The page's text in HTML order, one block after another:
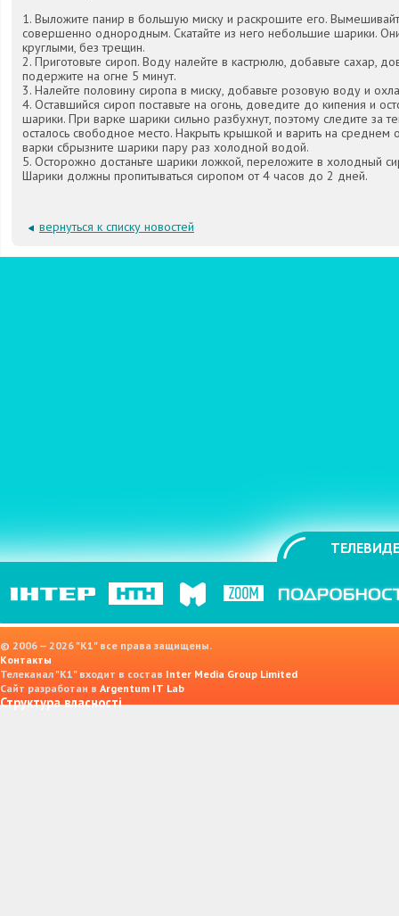
1. Выложите панир в большую миску и раскрошите его.
совершенно однородным. Скатайте из него небольшие шарики.
круглыми, без трещин.
2. Приготовьте сироп. Воду налейте в кастрюлю, добавьте сахар,
подержите на огне 5 минут.
3. Налейте половину сиропа в миску, добавьте розовую воду и
4. Оставшийся сироп поставьте на огонь, доведите до кипения и
шарики. При варке шарики сильно разбухнут, поэтому следите за
осталось свободное место. Накрыть крышкой и варить на среднем
варки сбрызните шарики пару раз холодной водой.
5. Осторожно достаньте шарики ложкой, переложите в холодный
Шарики должны пропитываться сиропом от 4 часов до 2 дней.
вернуться к списку новостей
© 2006 — 2026 "K1" все права защищены.
Контакты
Телеканал "К1" входит в состав Inter Media Group Limited
Сайт разработан в Argentum IT Lab
Структура власності